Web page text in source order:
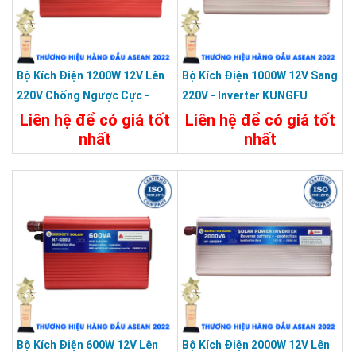
chẳng hạn như tải cảm ứng, tải điện dung, v.v.
Phạm vi ứng dụng bao gồm máy tính, thông tin liên lạc, du
thuyền, phương tiện giải trí, thiết bị giải trí gia đình, động cơ,
dụng cụ điện, thiết bị điều khiển công nghiệp, máy phát video,
thiết bị gia dụng, v.v.
Bộ Kích Điện 1200W 12V Lên
220V Chống Ngược Cực -
Inverter KUNGFU SOLAR KF-
Liên hệ để có giá tốt
nhất
Bộ Kích Điện 1000W 12V Sang
220V - Inverter KUNGFU
SOLAR KF-1000U
Liên hệ để có giá tốt
nhất
Bộ Kích Điện 600W 12V Lên
Bộ Kích Điện 2000W 12V Lên